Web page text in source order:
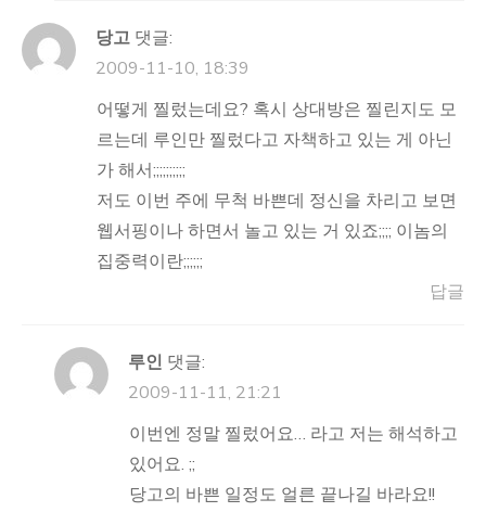
당고 댓글:
2009-11-10, 18:39
어떻게 찔렀는데요? 혹시 상대방은 찔린지도 모
르는데 루인만 찔렀다고 자책하고 있는 게 아닌
가 해서;;;;;;;;;;
저도 이번 주에 무척 바쁜데 정신을 차리고 보면
웹서핑이나 하면서 놀고 있는 거 있죠;;;; 이놈의
집중력이란;;;;;;
답글
루인 댓글:
2009-11-11, 21:21
이번엔 정말 찔렀어요… 라고 저는 해석하고
있어요. ;;
당고의 바쁜 일정도 얼른 끝나길 바라요!!